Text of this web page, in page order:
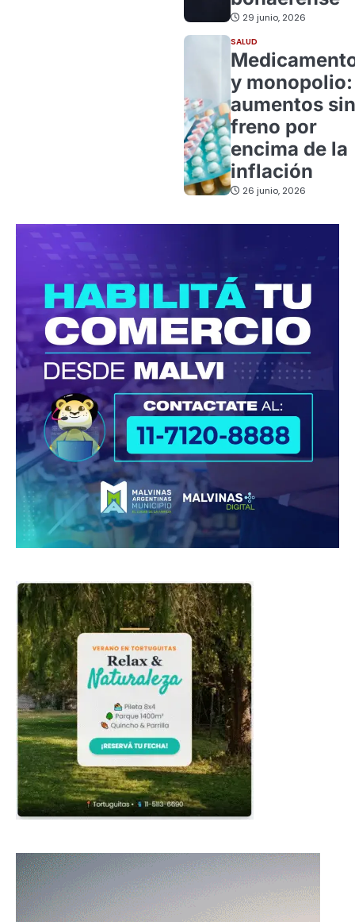
29 junio, 2026
SALUD
y monopolio:
aumentos sin
freno por
encima de la
inflación
26 junio, 2026